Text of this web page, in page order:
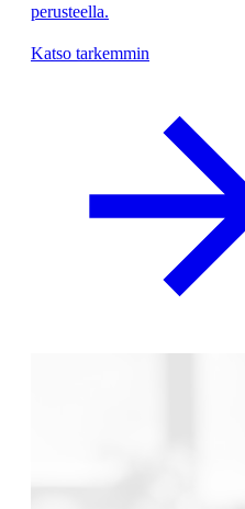
perusteella.
Katso tarkemmin